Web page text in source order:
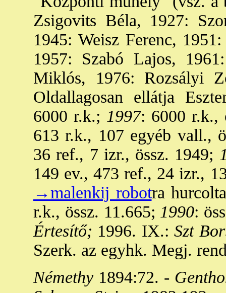
Zsigovits Béla, 1927:
1945: Weisz Ferenc,
1957: Szabó Lajos,
Miklós, 1976: Rozsályi
Oldallagosan ellátja
6000 r.k.; 1997: 6000 r.k.,
613 r.k., 107 egyéb vall.,
36 ref., 7 izr., össz. 1949;
149 ev., 473 ref., 24 izr.,
→malenkij robotra
r.k., össz. 11.665; 1990:
Értesítő; 1996. IX.: Szt
Szerk. az egyhk. Megj.
Némethy 1894:72. -